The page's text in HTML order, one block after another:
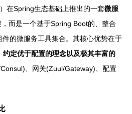
在Spring生态基础上推出的一套微服
而是一个基于Spring Boot的、整合
的微服务工具集合。其核心优势在于
定优于配置的理念以及极其丰富的
、网关(Zuul/Gateway)、配置